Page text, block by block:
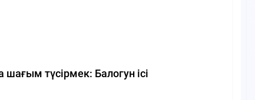
түсірмек: Балогун ісі